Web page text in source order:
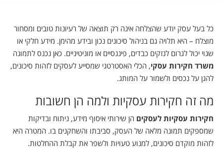
כל בעל עסק יודע שהצלחה אינה רק תוצאה של רעיונות טובים ומסחור
מוצלח – היא תלויה גם בניהול סיכונים נכון ובידע מהימן. מידע חלקי או
שגוי יכול לגרום לנזקים כבדים, פיננסיים או מוניטיניים. כאן נכנס לתמונה
משרד חקירות עסקי, הכלי האסטרטגי שמסייע לעסקים לזהות סיכונים,
להגן על נכסים ולשמור על המותג.
מה זה חקירות עסקיות ולמה הן חשובות
חקירות עסקיות לעסקים הן שירותי איסוף מידע, ניתוח ובדיקות
שמספקים תמונה מלאה של העסק, סביבתו והשחקנים בו. המטרה היא
לזהות מוקדם סיכונים, למנוע טעויות ולשפר את קבלת ההחלטות.